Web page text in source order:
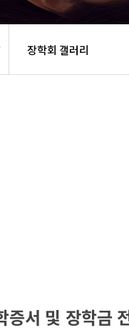
장학회 갤러리
서 및 장학금